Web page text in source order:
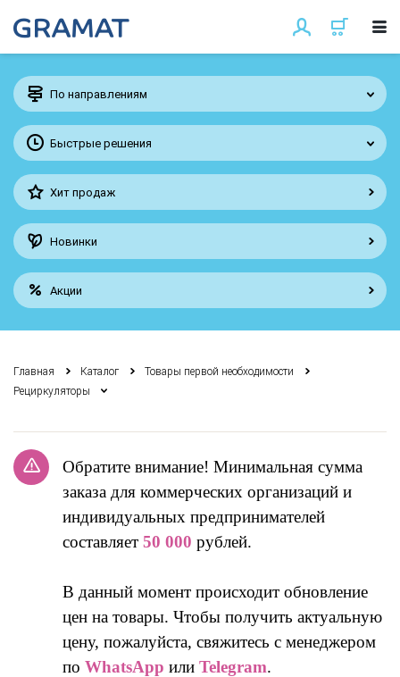
По направлениям
Быстрые решения
Хит продаж
Новинки
Акции
Главная Каталог
Товары первой необходимости
Рециркуляторы
Обратите внимание! Минимальная сумма
заказа для коммерческих организаций и
индивидуальных предпринимателей
составляет 50 000 рублей.
В данный момент происходит обновление
цен на товары. Чтобы получить актуальную
цену, пожалуйста, свяжитесь с менеджером
по WhatsApp или Telegram.